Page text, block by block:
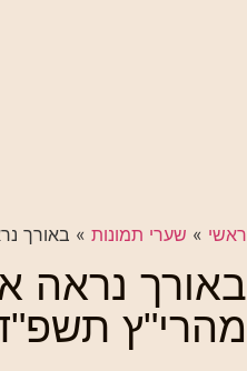
ראשי » שערי תמונות » באורך
באורך נראה
מהרי"ץ